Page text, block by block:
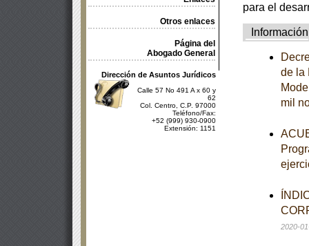
Otros enlaces
Página del
Abogado General
Dirección de Asuntos Jurídicos
Calle 57 No 491 A x 60 y
62
Col. Centro, C.P. 97000
Teléfono/Fax:
+52 (999) 930-0900
Extensión: 1151
para el
Información
de la
mil
2020-